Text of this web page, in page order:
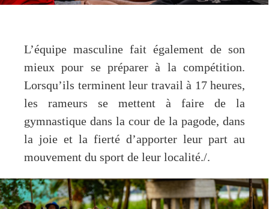
L’équipe masculine fait également de son
mieux pour se préparer à la compétition.
Lorsqu’ils terminent leur travail à 17 heures,
les rameurs se mettent à faire de la
gymnastique dans la cour de la pagode, dans
la joie et la fierté d’apporter leur part au
mouvement du sport de leur localité./.